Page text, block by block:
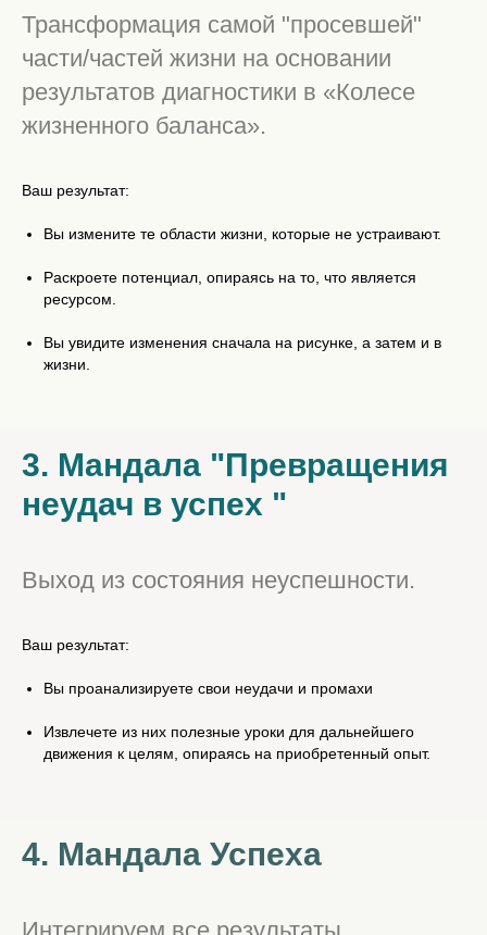
Трансформация самой "просевшей"
части/частей жизни на основании
результатов диагностики в «Колесе
жизненного баланса».
Ваш результат:
Вы измените те области жизни, которые не устраивают.
Раскроете потенциал, опираясь на то, что является
ресурсом.
Вы увидите изменения сначала на рисунке, а затем и в
жизни.
3. Мандала "Превращения
неудач в успех "
Выход из состояния неуспешности.
Ваш результат:
Вы проанализируете свои неудачи и промахи
Извлечете из них полезные уроки для дальнейшего
движения к целям, опираясь на приобретенный опыт.
4. Мандала Успеха